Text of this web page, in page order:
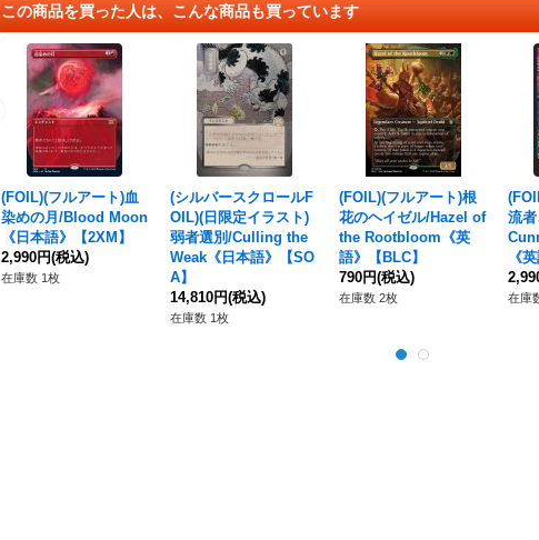
この商品を買った人は、こんな商品も買っています
(FOIL)(フルアート)血
染めの月/Blood Moon
《日本語》【2XM】
2,990円(税込)
在庫数 1枚
(シルバースクロールF
OIL)(日限定イラスト)
弱者選別/Culling the
Weak《日本語》【SO
A】
14,810円(税込)
在庫数 1枚
(FOIL)(フルアート)根
花のヘイゼル/Hazel of
the Rootbloom《英
語》【BLC】
790円(税込)
在庫数 2枚
流
《
在庫